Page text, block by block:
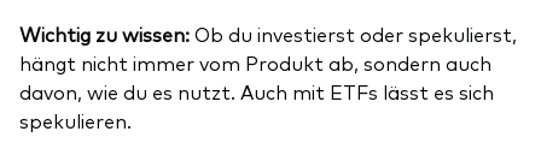
Wichtig zu wissen:Ob du investierst oder spekulierst,
hängt nicht immer vom Produkt ab, sondern auch
davon, wie du es nutzt. Auch mit ETFs lässt es sich
spekulieren.